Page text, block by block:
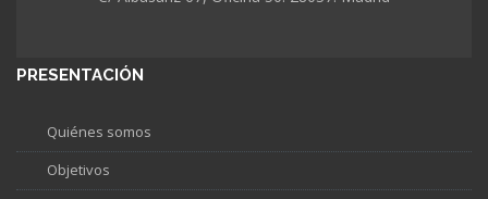
PRESENTACIÓN
Quiénes somos
Objetivos